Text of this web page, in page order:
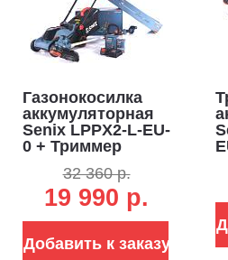
Газонокосилка
аккумуляторная
Senix LPPX2-L-EU-
0 + Триммер
Senix GTX2-M3-
EU-0 + АКБ B50X2
+ ЗУ CHX2
32 360 р.
19 990 р.
Добавить к заказу